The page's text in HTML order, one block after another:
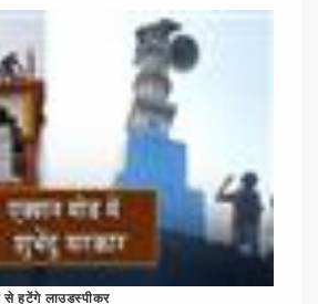
से हटेंगे लाउडस्पीकर